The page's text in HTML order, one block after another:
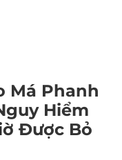
Má Phanh
Hiểm
Được Bỏ